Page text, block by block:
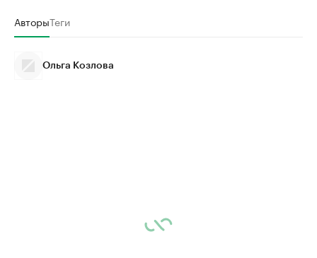
АвторыТеги
Ольга Козлова